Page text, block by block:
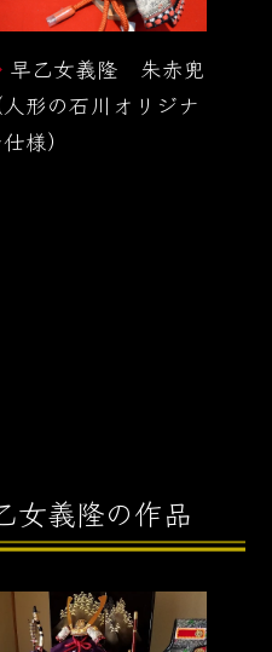
早乙女義隆 朱赤兜
人形の石川オリジナ
様）
女義隆の作品